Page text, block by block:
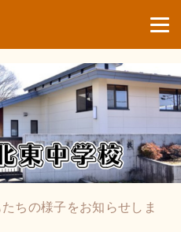
ちの様子をお知らせしま